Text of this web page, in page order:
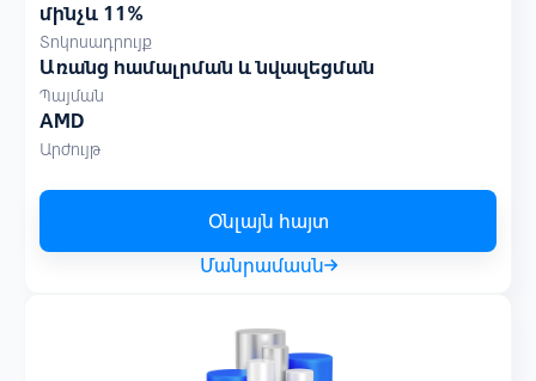
մինչև 11%
Տոկոսադրույք
Առանց համալրման և նվազեցման
Պայման
AMD
Արժույթ
Օնլայն հայտ
Մանրամասն